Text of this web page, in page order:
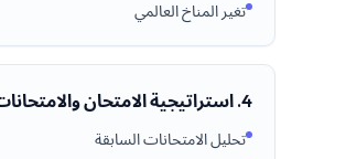
تغير المناخ العالمي
4. استراتيجية الامتحان والامتحانات السابقة
تحليل الامتحانات السابقة